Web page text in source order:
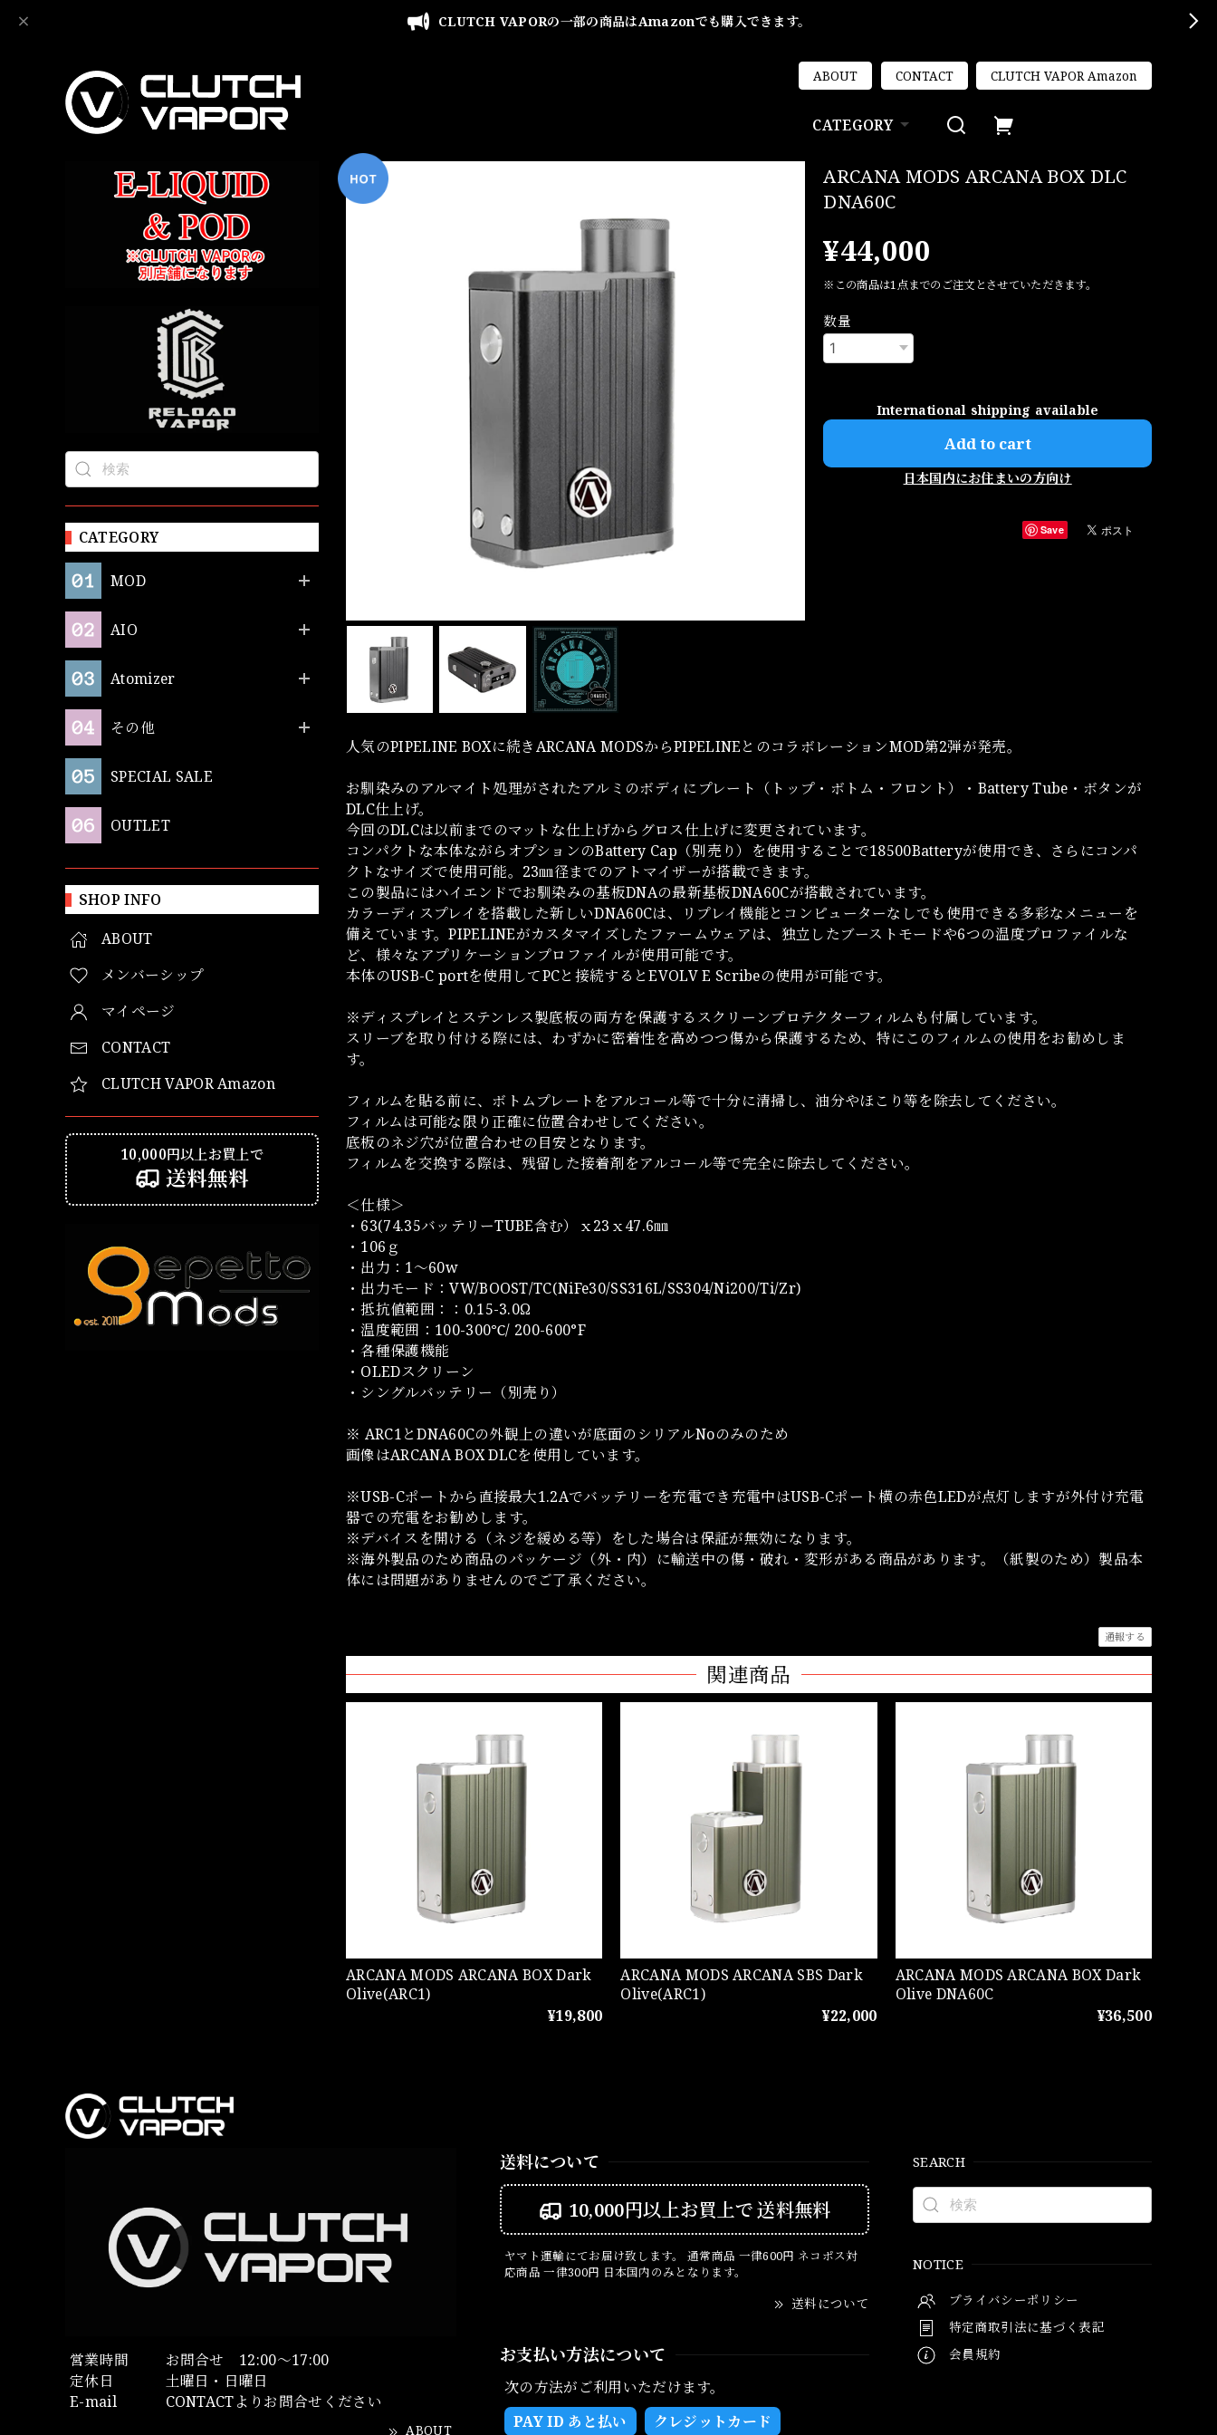
CLUTCH VAPORの一部の商品はAmazonでも購入できます。
ABOUT CONTACT CLUTCH VAPOR Amazon
CATEGORY
CATEGORY
MOD
AIO
Atomizer
その他
SPECIAL SALE
OUTLET
SHOP INFO
ABOUT
メンバーシップ
マイページ
CONTACT
CLUTCH VAPOR Amazon
10,000円以上お買上で
送料無料
ARCANA MODS ARCANA BOX DLC
DNA60C
¥44,000
※この商品は1点までのご注文とさせていただきます。
数量
International shipping available
Add to cart
日本国内にお住まいの方向け
Save
人気のPIPELINE BOXに続きARCANA MODSからPIPELINEとのコラボレーションMOD第2弾が発売。
お馴染みのアルマイト処理がされたアルミのボディにプレート（トップ・ボトム・フロント）・Battery Tube・ボタンが
DLC仕上げ。
今回のDLCは以前までのマットな仕上げからグロス仕上げに変更されています。
コンパクトな本体ながらオプションのBattery Cap（別売り）を使用することで18500Batteryが使用でき、さらにコンパ
クトなサイズで使用可能。23㎜径までのアトマイザーが搭載できます。
この製品にはハイエンドでお馴染みの基板DNAの最新基板DNA60Cが搭載されています。
カラーディスプレイを搭載した新しいDNA60Cは、リプレイ機能とコンピューターなしでも使用できる多彩なメニューを
備えています。PIPELINEがカスタマイズしたファームウェアは、独立したブーストモードや6つの温度プロファイルな
ど、様々なアプリケーションプロファイルが使用可能です。
本体のUSB-C portを使用してPCと接続するとEVOLV E Scribeの使用が可能です。
※ディスプレイとステンレス製底板の両方を保護するスクリーンプロテクターフィルムも付属しています。
スリーブを取り付ける際には、わずかに密着性を高めつつ傷から保護するため、特にこのフィルムの使用をお勧めしま
す。
フィルムを貼る前に、ボトムプレートをアルコール等で十分に清掃し、油分やほこり等を除去してください。
フィルムは可能な限り正確に位置合わせしてください。
底板のネジ穴が位置合わせの目安となります。
フィルムを交換する際は、残留した接着剤をアルコール等で完全に除去してください。
＜仕様＞
・63(74.35バッテリーTUBE含む）ｘ23ｘ47.6㎜
・106ｇ
・出力：1～60w
・出力モード：VW/BOOST/TC(NiFe30/SS316L/SS304/Ni200/Ti/Zr)
・抵抗値範囲：：0.15-3.0Ω
・温度範囲：100-300℃/ 200-600°F
・各種保護機能
・OLEDスクリーン
・シングルバッテリー（別売り）
※ ARC1とDNA60Cの外観上の違いが底面のシリアルNoのみのため
画像はARCANA BOX DLCを使用しています。
※USB-Cポートから直接最大1.2Aでバッテリーを充電でき充電中はUSB-Cポート横の赤色LEDが点灯しますが外付け充電
器での充電をお勧めします。
※デバイスを開ける（ネジを緩める等）をした場合は保証が無効になります。
※海外製品のため商品のパッケージ（外・内）に輸送中の傷・破れ・変形がある商品があります。（紙製のため）製品本
体には問題がありませんのでご了承ください。
通報する
関連商品
ARCANA MODS ARCANA BOX Dark
Olive(ARC1)
¥19,800
ARCANA MODS ARCANA SBS Dark
Olive(ARC1)
¥22,000
ARCANA MODS ARCANA BOX Dark
Olive DNA60C
¥36,500
営業時間
お問合せ 12:00～17:00
定休日
土曜日・日曜日
E-mail
CONTACTよりお問合せください
ABOUT
送料について
10,000円以上お買上で送料無料
ヤマト運輸にてお届け致します。 通常商品 一律600円 ネコポス対
応商品 一律300円 日本国内のみとなります。
送料について
お支払い方法について
次の方法がご利用いただけます。
PAY ID あと払い
クレジットカード
SEARCH
NOTICE
プライバシーポリシー
特定商取引法に基づく表記
会員規約